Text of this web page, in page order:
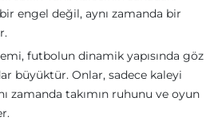
engel değil, aynı zamanda bir
futbolun dinamik yapısında göz
büyüktür. Onlar, sadece kaleyi
zamanda takımın ruhunu ve oyun